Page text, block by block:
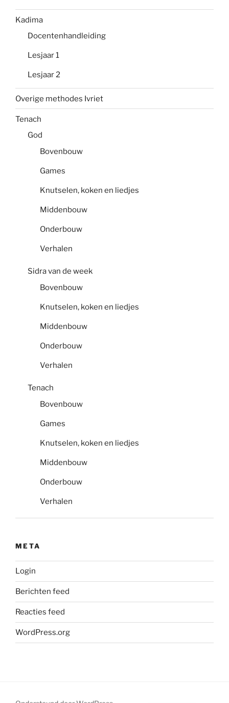
Kadima
Docentenhandleiding
Lesjaar 1
Lesjaar 2
Overige methodes Ivriet
Tenach
God
Bovenbouw
Games
Knutselen, koken en liedjes
Middenbouw
Onderbouw
Verhalen
Sidra van de week
Bovenbouw
Knutselen, koken en liedjes
Middenbouw
Onderbouw
Verhalen
Tenach
Bovenbouw
Games
Knutselen, koken en liedjes
Middenbouw
Onderbouw
Verhalen
META
Login
Berichten feed
Reacties feed
WordPress.org